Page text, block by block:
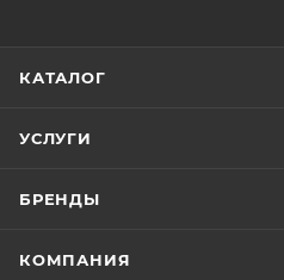
КАТАЛОГ
УСЛУГИ
БРЕНДЫ
КОМПАНИЯ